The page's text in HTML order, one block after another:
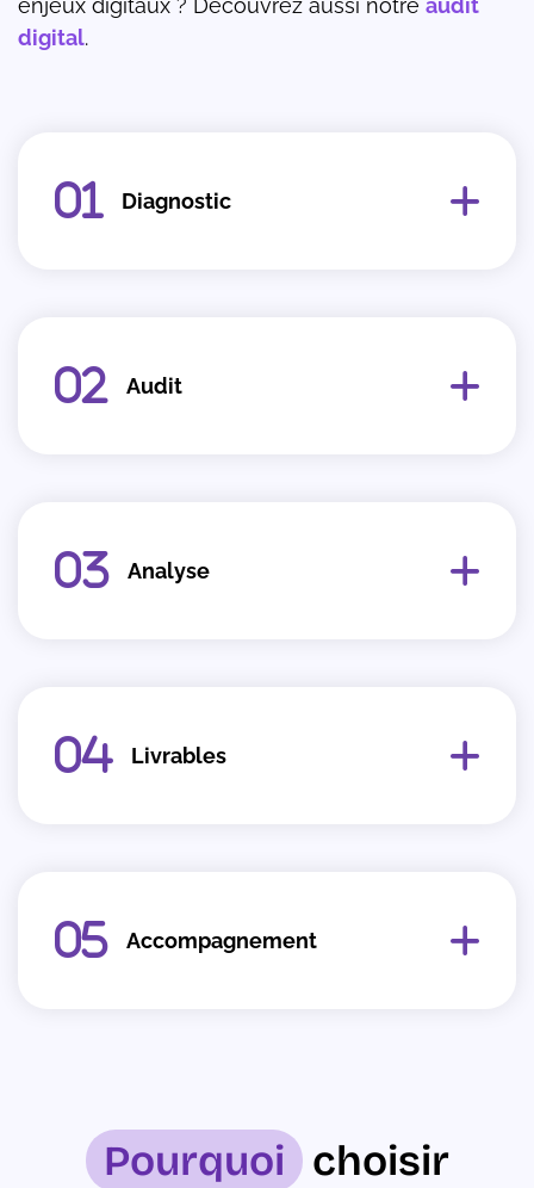
enjeux digitaux ? Découvrez aussi notre audit
digital.
Diagnostic
Audit
Analyse
Livrables
Accompagnement
Pourquoi choisir